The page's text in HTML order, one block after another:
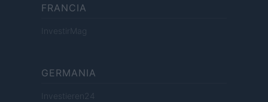
FRANCIA
InvestirMag
GERMANIA
Investieren24